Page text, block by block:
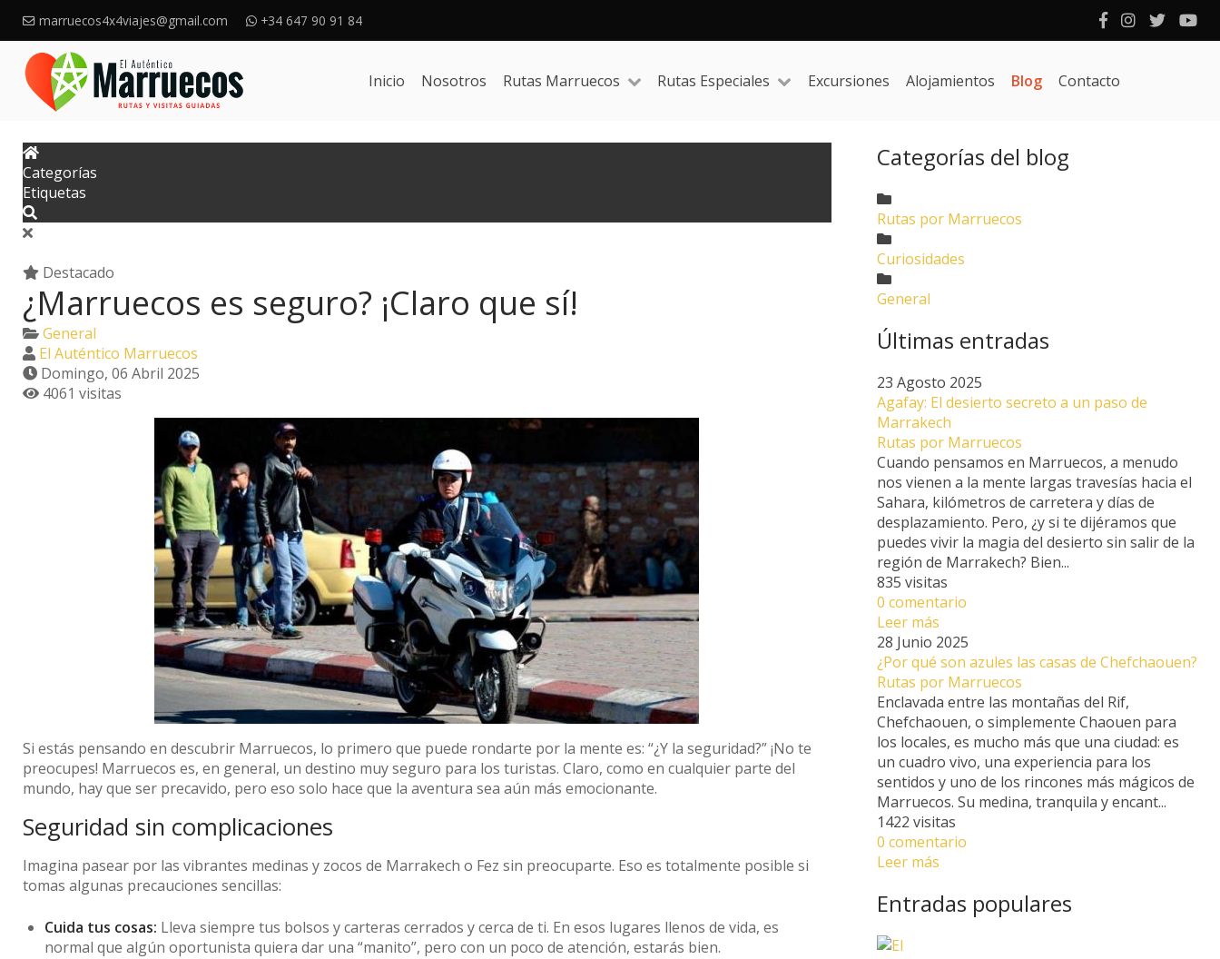
marruecos4x4viajes@gmail.com +34 647 90 91 84
Inicio Nosotros Rutas Marruecos Rutas Especiales Excursiones Alojamientos Blog Contacto
Categorías
Etiquetas
Destacado
¿Marruecos es seguro? ¡Claro que sí!
General
El Auténtico Marruecos
Domingo, 06 Abril 2025
4061 visitas
Si estás pensando en descubrir Marruecos, lo primero que puede rondarte por la mente es: “¿Y la seguridad?” ¡No te
preocupes! Marruecos es, en general, un destino muy seguro para los turistas. Claro, como en cualquier parte del
mundo, hay que ser precavido, pero eso solo hace que la aventura sea aún más emocionante.
Seguridad sin complicaciones
Imagina pasear por las vibrantes medinas y zocos de Marrakech o Fez sin preocuparte. Eso es totalmente posible si
tomas algunas precauciones sencillas:
Cuida tus cosas: Lleva siempre tus bolsos y carteras cerrados y cerca de ti. En esos lugares llenos de vida, es
normal que algún oportunista quiera dar una “manito”, pero con un poco de atención, estarás bien.
Categorías del blog
Rutas por Marruecos
Curiosidades
General
Últimas entradas
23 Agosto 2025
Agafay: El desierto secreto a un paso de
Marrakech
Rutas por Marruecos
Cuando pensamos en Marruecos, a menudo
nos vienen a la mente largas travesías hacia el
Sahara, kilómetros de carretera y días de
desplazamiento. Pero, ¿y si te dijéramos que
puedes vivir la magia del desierto sin salir de la
región de Marrakech? Bien...
835 visitas
0 comentario
Leer más
28 Junio 2025
¿Por qué son azules las casas de Chefchaouen?
Rutas por Marruecos
Enclavada entre las montañas del Rif,
Chefchaouen, o simplemente Chaouen para
los locales, es mucho más que una ciudad: es
un cuadro vivo, una experiencia para los
sentidos y uno de los rincones más mágicos de
Marruecos. Su medina, tranquila y encant...
1422 visitas
0 comentario
Leer más
Entradas populares